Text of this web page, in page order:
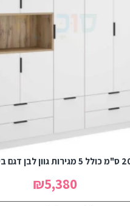
₪5,380